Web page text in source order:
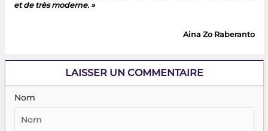
et de très moderne. »
Aina Zo Raberanto
LAISSER UN COMMENTAIRE
Nom